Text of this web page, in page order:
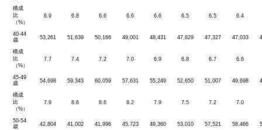
構成
比
（%）
6.9 6.8 6.6 6.6 6.6 6.5 6.5 6.4
40-44
歳
53,261 51,639 50,166 49,001 48,431 47,829 47,327 47,033
構成
比
（%）
7.7 7.4 7.2 7.0 6.9 6.8 6.7 6.6
45-49
歳
54,698 59,343 60,059 57,631 55,249 52,650 51,007 49,698
構成
比
（%）
7.9 8.6 8.6 8.2 7.9 7.5 7.2 7.0
50-54
歳
42,804 41,002 41,996 45,723 49,360 53,010 57,521 58,466